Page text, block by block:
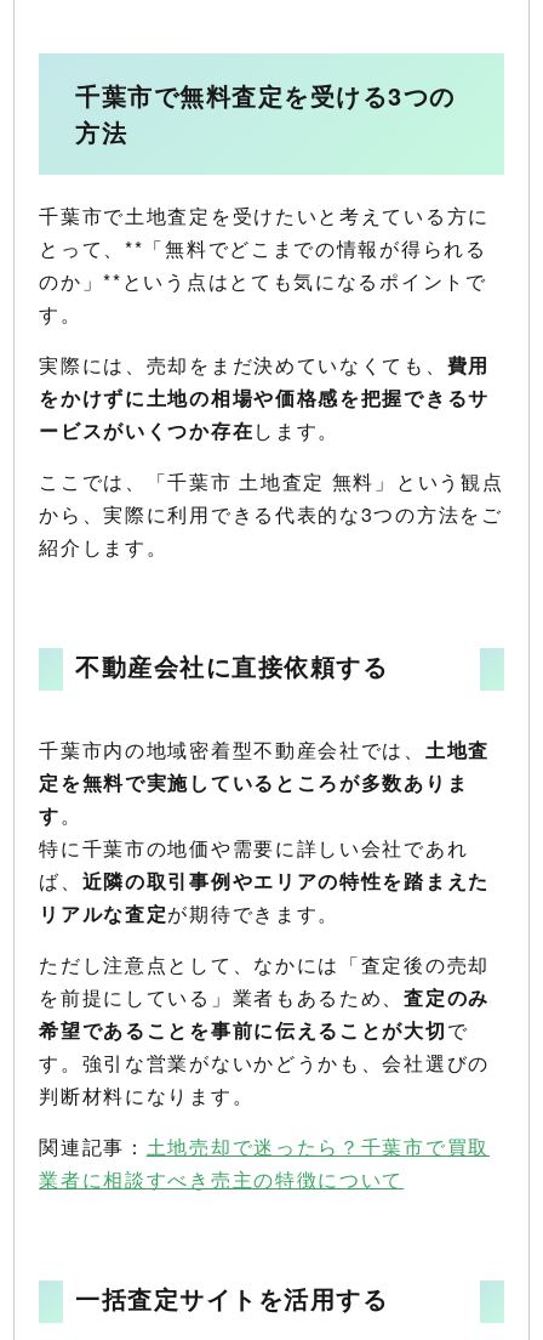
千葉市で無料査定を受ける3つの
方法
千葉市で土地査定を受けたいと考えている方に
とって、**「無料でどこまでの情報が得られる
のか」**という点はとても気になるポイントで
す。
実際には、売却をまだ決めていなくても、 費用
をかけずに土地の相場や価格感を把握できるサ
ービスがいくつか存在します。
ここでは、「千葉市 土地査定 無料」という観点
から、実際に利用できる代表的な3つの方法をご
紹介します。
不動産会社に直接依頼する
千葉市内の地域密着型不動産会社では、 土地査
定を無料で実施しているところが多数ありま
す。
特に千葉市の地価や需要に詳しい会社であれ
ば、 近隣の取引事例やエリアの特性を踏まえた
リアルな査定が期待できます。
ただし注意点として、なかには「査定後の売却
を前提にしている」業者もあるため、査定のみ
希望であることを事前に伝えることが大切で
す。強引な営業がないかどうかも、会社選びの
判断材料になります。
関連記事： 土地売却で迷ったら？千葉市で買取
業者に相談すべき売主の特徴について
一括査定サイトを活用する